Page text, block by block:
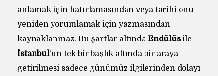
anlamak için hatırlamasından veya tarihi onu
yeniden yorumlamak için yazmasından
kaynaklanmaz. Bu şartlar altındaEndülüsile
İstanbul‘un tek bir başlık altında bir araya
getirilmesi sadece günümüz ilgilerinden dolayı